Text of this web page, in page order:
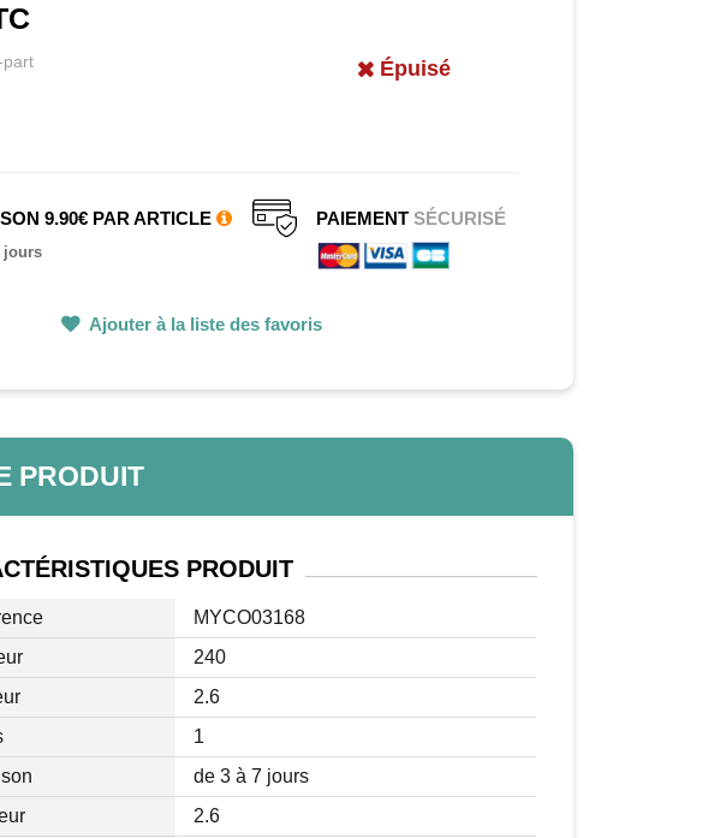
part Épuisé
9.90€ PAR ARTICLE
jours
PAIEMENTSÉCURISÉ
Ajouter à la liste des favoris
PRODUIT
PRODUIT
MYCO03168
240
2.6
1
de 3 à 7 jours
2.6